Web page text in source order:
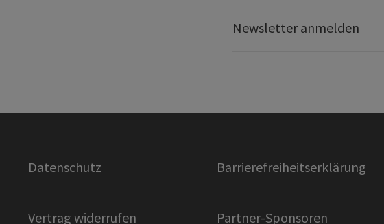
Newsletter anmelden
Datenschutz Barrierefreiheitserklärung
Vertrag widerrufen Partner-Sponsoren